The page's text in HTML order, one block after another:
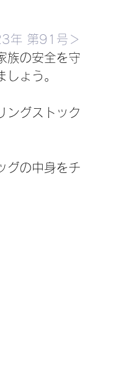
年 第91号＞
族の安全を守
ょう。
ングストック
グの中身をチ